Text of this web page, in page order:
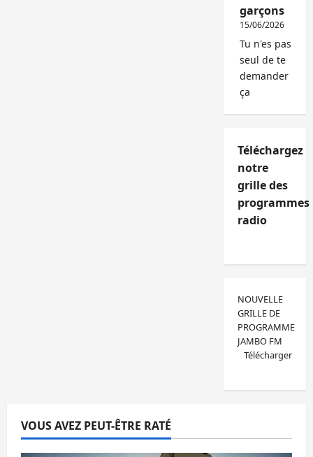
garçons
15/06/2026
Tu n'es pas
seul de te
demander
ça
Téléchargez
notre
grille des
programmes
radio
NOUVELLE
GRILLE DE
PROGRAMME
JAMBO FM
Télécharger
VOUS AVEZ PEUT-ÊTRE RATÉ